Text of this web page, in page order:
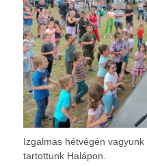
Izgalmas hétvégén
tartottunk Halápon.